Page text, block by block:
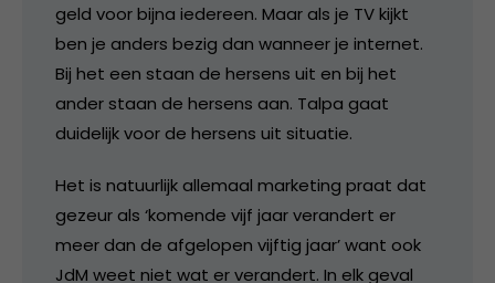
geld voor bijna iedereen. Maar als je TV kijkt
ben je anders bezig dan wanneer je internet.
Bij het een staan de hersens uit en bij het
ander staan de hersens aan. Talpa gaat
duidelijk voor de hersens uit situatie.
Het is natuurlijk allemaal marketing praat dat
gezeur als ‘komende vijf jaar verandert er
meer dan de afgelopen vijftig jaar’ want ook
JdM weet niet wat er verandert. In elk geval